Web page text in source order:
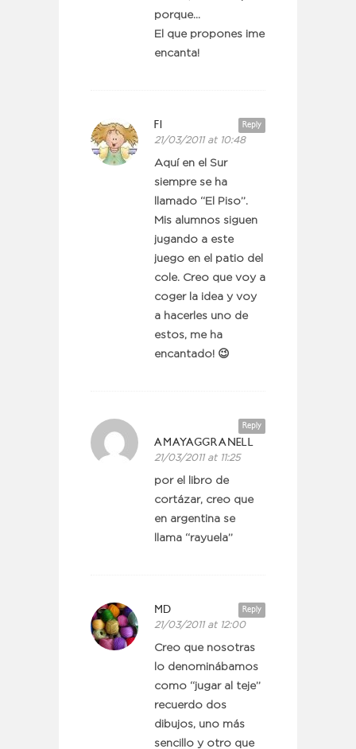
porque…
El que propones ¡me
encanta!
Reply
FI
21/03/2011 at 10:48
Aquí en el Sur
siempre se ha
llamado “El Piso”.
Mis alumnos siguen
jugando a este
juego en el patio del
cole. Creo que voy a
coger la idea y voy
a hacerles uno de
estos, me ha
encantado! 😉
Reply
AMAYAGGRANELL
21/03/2011 at 11:25
por el libro de
cortázar, creo que
en argentina se
llama “rayuela”
Reply
MD
21/03/2011 at 12:00
Creo que nosotras
lo denominábamos
como “jugar al teje”
recuerdo dos
dibujos, uno más
sencillo y otro que